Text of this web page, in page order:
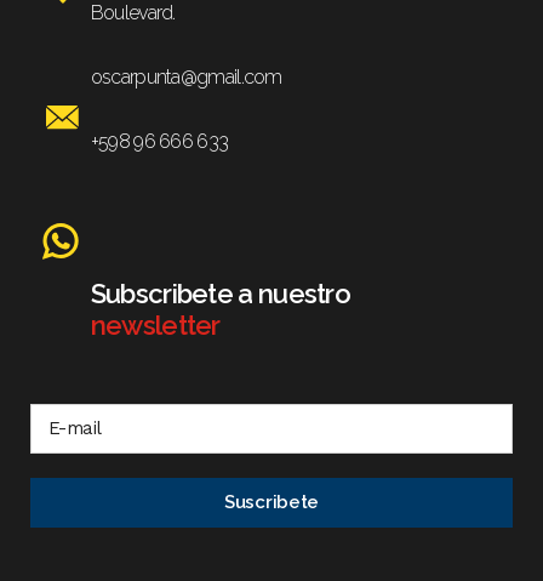
Boulevard.
oscarpunta@gmail.com
+598 96 666 633
Subscribete a nuestro
newsletter